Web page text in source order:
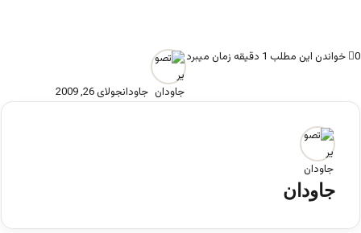
جاودانجولای 26, 2009
0 خواندن این مطلب 1 دقیقه زمان میبرد
جاودان